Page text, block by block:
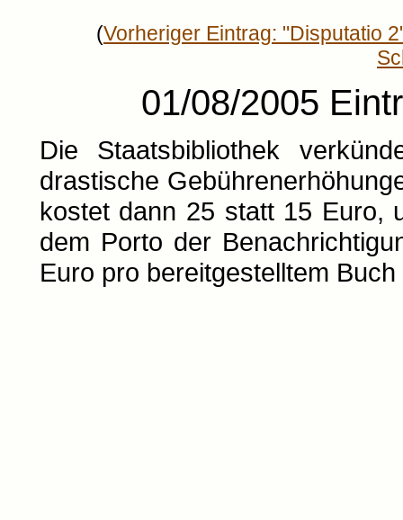
(Vorheriger Eintrag: "Disputatio
01/08/2005
Die Staatsbibliothek
drastische
kostet dann 25 statt 15 Euro,
dem Porto der
Euro pro bereitgestelltem